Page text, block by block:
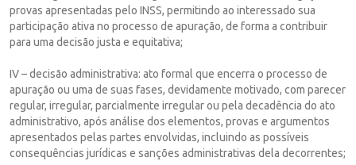
provas apresentadas pelo INSS, permitindo ao interessado sua
participação ativa no processo de apuração, de forma a contribuir
para uma decisão justa e equitativa;
IV – decisão administrativa: ato formal que encerra o processo de
apuração ou uma de suas fases, devidamente motivado, com parecer
regular, irregular, parcialmente irregular ou pela decadência do ato
administrativo, após análise dos elementos, provas e argumentos
apresentados pelas partes envolvidas, incluindo as possíveis
consequências jurídicas e sanções administrativas dela decorrentes;